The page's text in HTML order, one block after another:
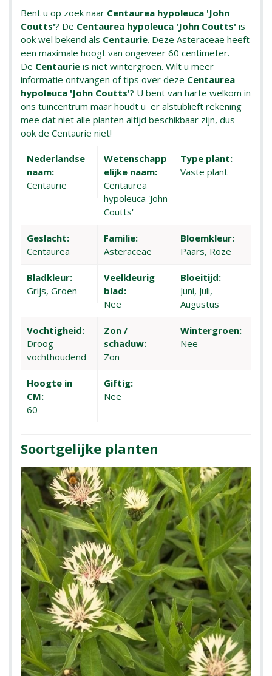
Bent u op zoek naar Centaurea hypoleuca 'John
Coutts'? De Centaurea hypoleuca 'John Coutts' is
ook wel bekend als Centaurie. Deze Asteraceae heeft
een maximale hoogt van ongeveer 60 centimeter.
De Centaurie is niet wintergroen. Wilt u meer
informatie ontvangen of tips over deze Centaurea
hypoleuca 'John Coutts'? U bent van harte welkom in
ons tuincentrum maar houdt u er alstublieft rekening
mee dat niet alle planten altijd beschikbaar zijn, dus
ook de Centaurie niet!
Nederlandse
naam:
Centaurie
Wetenschapp
elijke naam:
Centaurea
hypoleuca 'John
Coutts'
Type plant:
Vaste plant
Geslacht:
Centaurea
Familie:
Asteraceae
Bloemkleur:
Paars, Roze
Bladkleur:
Grijs, Groen
Veelkleurig
blad:
Nee
Bloeitijd:
Juni, Juli,
Augustus
Vochtigheid:
Droog-
vochthoudend
Zon /
schaduw:
Zon
Wintergroen:
Nee
Hoogte in
CM:
60
Giftig:
Nee
Soortgelijke planten